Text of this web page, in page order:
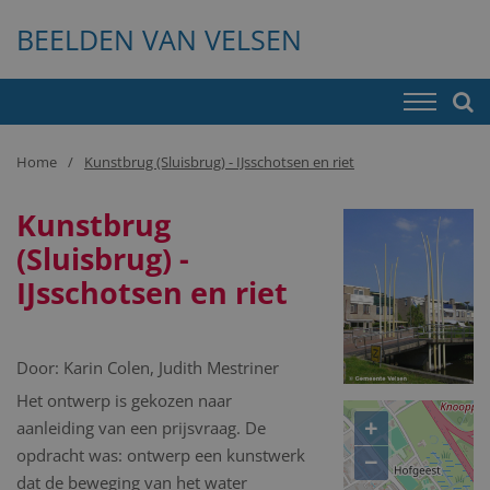
BEELDEN VAN VELSEN
Home Kunstbrug (Sluisbrug) - IJsschotsen en riet
Kunstbrug
(Sluisbrug) -
IJsschotsen en riet
Door: Karin Colen, Judith Mestriner
Het ontwerp is gekozen naar
aanleiding van een prijsvraag. De
opdracht was: ontwerp een kunstwerk
dat de beweging van het water
+
−